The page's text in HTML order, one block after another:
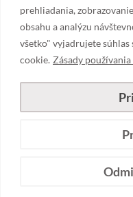
prehliadania,
obsahu a analýzu
všetko" vyjadrujete
cookie. Zásady
POUŽÍVANIE
OSOBNÝCH ÚDAJOV